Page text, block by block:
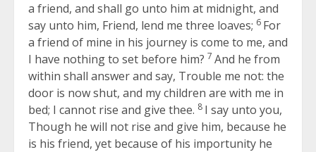
a friend, and shall go unto him at midnight, and
say unto him, Friend, lend me three loaves; 6 For
a friend of mine in his journey is come to me, and
I have nothing to set before him? 7 And he from
within shall answer and say, Trouble me not: the
door is now shut, and my children are with me in
bed; I cannot rise and give thee. 8 I say unto you,
Though he will not rise and give him, because he
is his friend, yet because of his importunity he